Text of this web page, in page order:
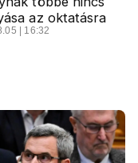
az oktatásra
| 16:32